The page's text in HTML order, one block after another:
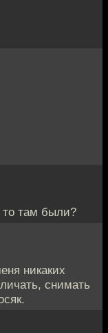
то там были?
никаких
снимать